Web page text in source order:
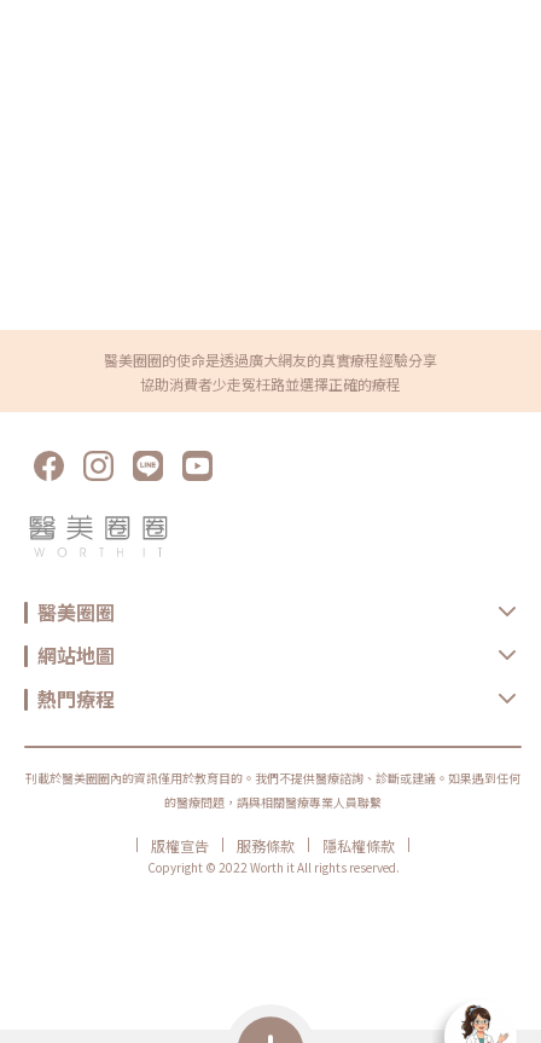
醫美圈圈的使命是透過廣大網友的真實療程經驗分享
協助消費者少走冤枉路並選擇正確的療程
醫美圈圈
網站地圖
熱門療程
刊載於醫美圈圈內的資訊僅用於教育目的。我們不提供醫療諮詢、診斷或建議。如果遇到任何
的醫療問題，請與相關醫療專業人員聯繫
| 版權宣告 | 服務條款 | 隱私權條款
|
Copyright © 2022 Worth it All rights reserved.